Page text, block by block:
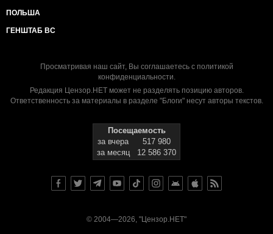
ПОЛЬША
ГЕНШТАБ ВС
Просматривая наш сайт, Вы соглашаетесь с политикой
конфиденциальности.
Редакция Цензор.НЕТ может не разделять позицию авторов.
Ответственность за материалы в разделе "Блоги" несут авторы текстов.
Посещаемость
за вчера
517 980
за месяц
12 586 370
© 2004—2026, "Цензор.НЕТ"